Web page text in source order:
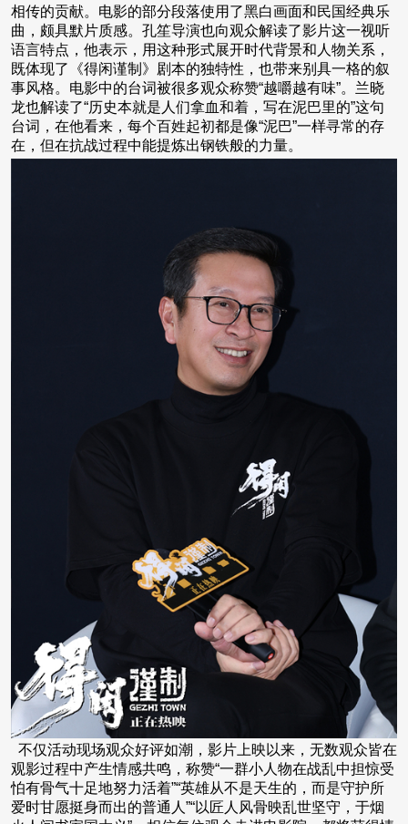
相传的贡献。电影的部分段落使用了黑白画面和民国经典乐
曲，颇具默片质感。孔笙导演也向观众解读了影片这一视听
语言特点，他表示，用这种形式展开时代背景和人物关系，
既体现了《得闲谨制》剧本的独特性，也带来别具一格的叙
事风格。电影中的台词被很多观众称赞“越嚼越有味”。兰晓
龙也解读了“历史本就是人们拿血和着，写在泥巴里的”这句
台词，在他看来，每个百姓起初都是像“泥巴”一样寻常的存
在，但在抗战过程中能提炼出钢铁般的力量。
不仅活动现场观众好评如潮，影片上映以来，无数观众皆在
观影过程中产生情感共鸣，称赞“一群小人物在战乱中担惊受
怕有骨气十足地努力活着”“英雄从不是天生的，而是守护所
爱时甘愿挺身而出的普通人”“以匠人风骨映乱世坚守，于烟